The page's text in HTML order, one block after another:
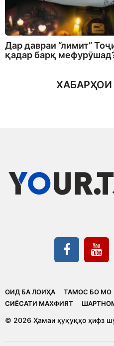
Дар давраи “лимит”
қадар барқ
ОИД БА ЛОИҲА ТАМОС БО МО
CИЁСАТИ МАХФИЯТ
© 2026 Ҳамаи ҳуқуқҳо ҳифз